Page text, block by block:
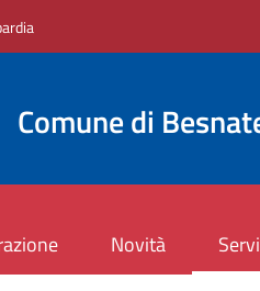
Comune di
Novità